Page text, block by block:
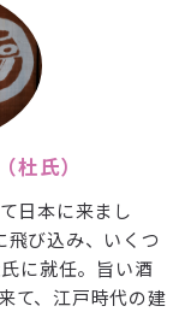
杜氏）
日本に来まし
飛び込み、いくつ
に就任。旨い酒
て、江戸時代の建